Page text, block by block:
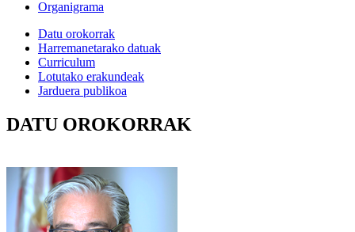
Organigrama
Datu orokorrak
Harremanetarako datuak
Curriculum
Lotutako erakundeak
Jarduera publikoa
DATU OROKORRAK